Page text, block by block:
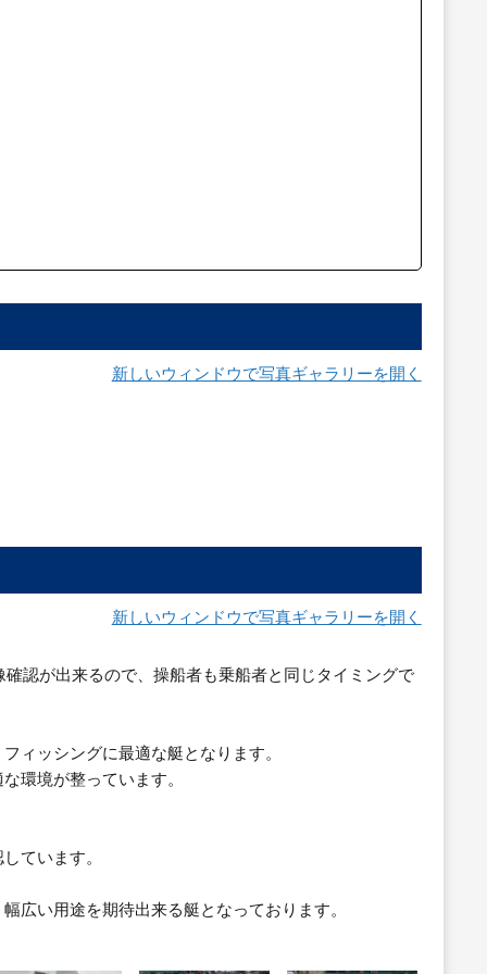
新しいウィンドウで写真ギャラリーを開く
新しいウィンドウで写真ギャラリーを開く
認が出来るので、操船者も乗船者と同じタイミングで
ィッシングに最適な艇となります。
環境が整っています。
ています。
広い用途を期待出来る艇となっております。